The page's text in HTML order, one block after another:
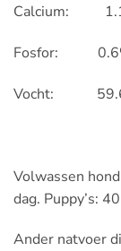
Calcium:
Fosfor:
Vocht:
Volwassen
dag. Puppy’s:
Ander natvoer